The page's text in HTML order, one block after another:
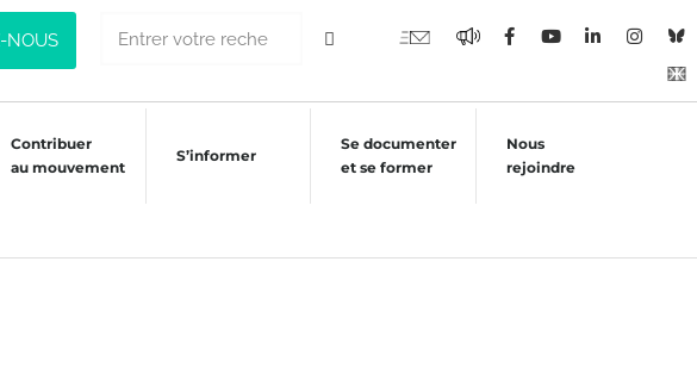
NOUS
Contribuer
au mouvement
S’informer
Se documenter
et se former
Nous
rejoindre